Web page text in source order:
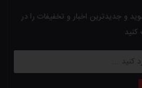
و جدیدترین اخبار و تخفیفات را در